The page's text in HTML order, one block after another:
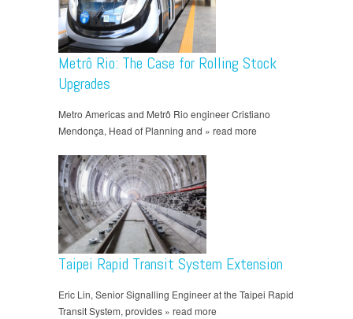
Metrô Rio: The Case for Rolling Stock
Upgrades
Metro Americas and Metrô Rio engineer Cristiano
Mendonça, Head of Planning and » read more
Taipei Rapid Transit System Extension
Eric Lin, Senior Signalling Engineer at the Taipei Rapid
Transit System, provides » read more